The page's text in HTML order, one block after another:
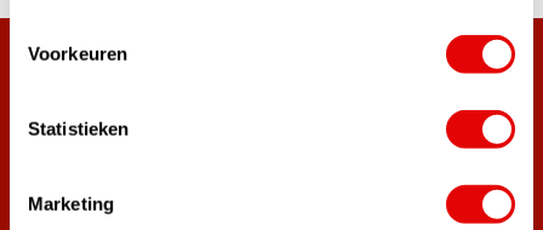
Voorkeuren
Statistieken
Marketing
Mehr als 38.000 Kunden haben sich bereits
Melde dich für den Newsletter an und verpasse nie wieder